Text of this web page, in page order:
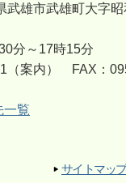
雄市武雄町大字昭
分～17時15分
（案内） FAX：
一覧
サイトマップ